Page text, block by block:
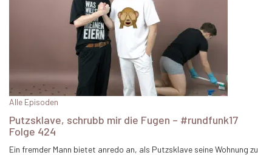
Alle Episoden
Putzsklave, schrubb mir die Fugen – #rundfunk17
Folge 424
Ein fremder Mann bietet anredo an, als Putzsklave seine Wohnung zu